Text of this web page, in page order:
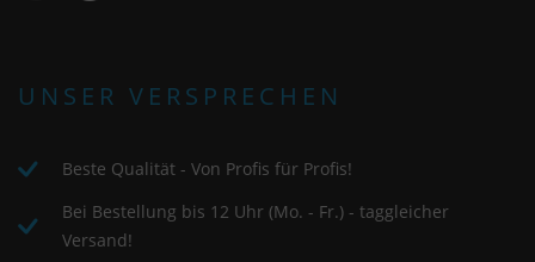
UNSER VERSPRECHEN
Beste Qualität - Von Profis für Profis!
Bei Bestellung bis 12 Uhr (Mo. - Fr.) - taggleicher
Versand!